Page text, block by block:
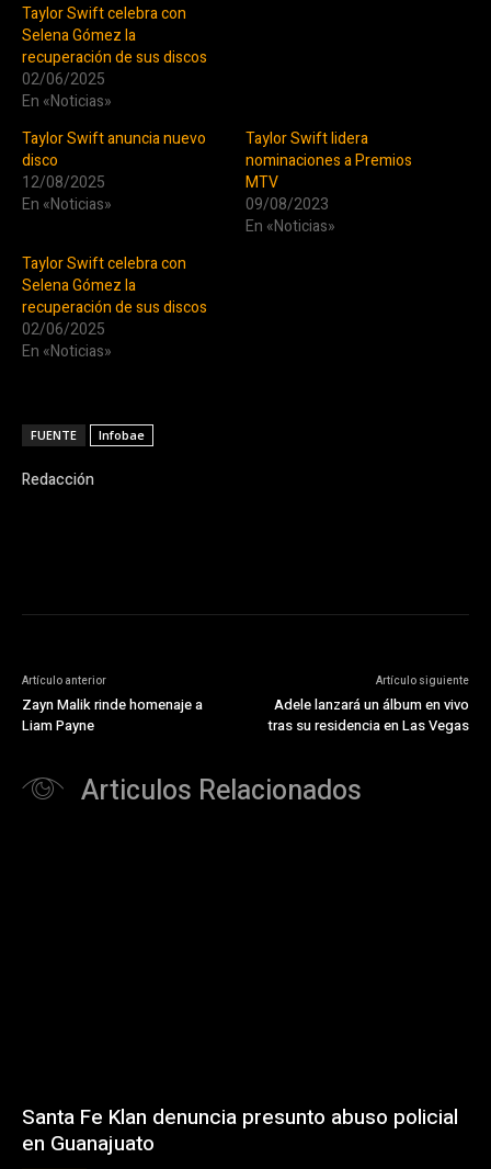
Taylor Swift celebra con
Selena Gómez la
recuperación de sus discos
02/06/2025
En «Noticias»
Taylor Swift anuncia nuevo
disco
12/08/2025
En «Noticias»
Taylor Swift lidera
nominaciones a Premios
MTV
09/08/2023
En «Noticias»
Taylor Swift celebra con
Selena Gómez la
recuperación de sus discos
02/06/2025
En «Noticias»
FUENTE Infobae
Redacción
Artículo anterior
Zayn Malik rinde homenaje a
Liam Payne
Artículo siguiente
Adele lanzará un álbum en vivo
tras su residencia en Las Vegas
Articulos Relacionados
Santa Fe Klan denuncia presunto abuso policial
en Guanajuato